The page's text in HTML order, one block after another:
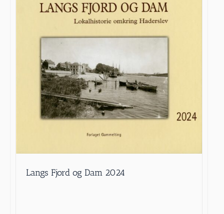
Langs Fjord og Dam 2024